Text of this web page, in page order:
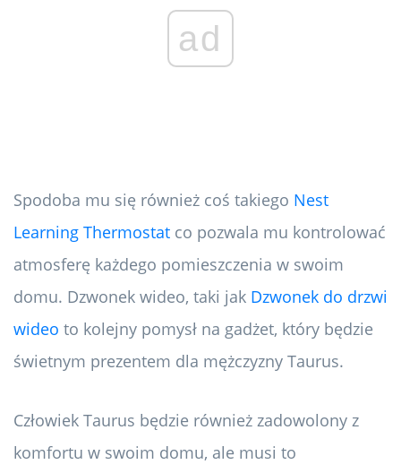
ad
Spodoba mu się również coś takiego Nest
Learning Thermostat co pozwala mu kontrolować
atmosferę każdego pomieszczenia w swoim
domu. Dzwonek wideo, taki jak Dzwonek do drzwi
wideo to kolejny pomysł na gadżet, który będzie
świetnym prezentem dla mężczyzny Taurus.
Człowiek Taurus będzie również zadowolony z
komfortu w swoim domu, ale musi to